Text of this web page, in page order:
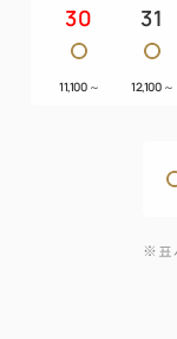
30
11,100 ～
31
12,100 ～
※표